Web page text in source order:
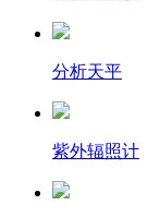
分析天平
紫外辐照计